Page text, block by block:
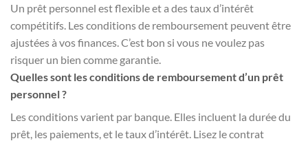
Un prêt personnel est flexible et a des taux d’intérêt
compétitifs. Les conditions de remboursement peuvent être
ajustées à vos finances. C’est bon si vous ne voulez pas
risquer un bien comme garantie.
Quelles sont les conditions de remboursement d’un prêt
personnel ?
Les conditions varient par banque. Elles incluent la durée du
prêt, les paiements, et le taux d’intérêt. Lisez le contrat